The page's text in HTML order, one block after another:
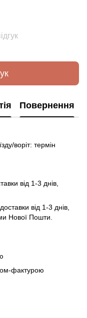
Повернення
воріт: термін
від 1-3 днів,
від 1-3 днів,
Нової Пошти.
фактурою